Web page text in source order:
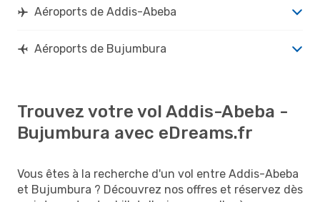
Aéroports de Addis-Abeba
Aéroports de Bujumbura
Trouvez votre vol Addis-Abeba -
Bujumbura avec eDreams.fr
Vous êtes à la recherche d'un vol entre Addis-Abeba
et Bujumbura ? Découvrez nos offres et réservez dès